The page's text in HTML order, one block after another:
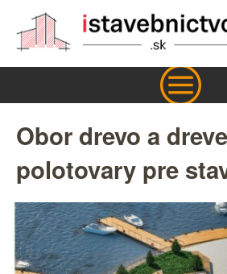
Obor drevo a
polotovary pre